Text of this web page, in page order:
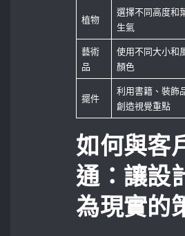
植物
選擇不同高度和
生氣
藝術
品
使用不同大小和
顏色
擺件
利用書籍、裝飾
創造視覺重點
如何與客
通：讓設
為現實的